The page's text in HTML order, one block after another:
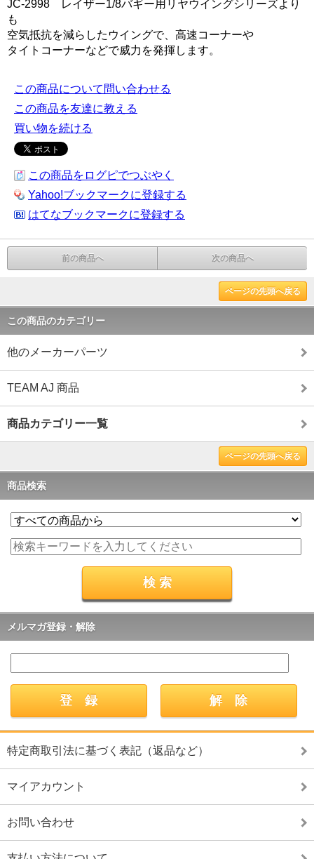
JC-2998 レイザー1/8バギー用リヤウイングシリーズより
も
空気抵抗を減らしたウイングで、高速コーナーや
タイトコーナーなどで威力を発揮します。
この商品について問い合わせる
この商品を友達に教える
買い物を続ける
この商品をログピでつぶやく
Yahoo!ブックマークに登録する
はてなブックマークに登録する
前の商品へ 次の商品へ
ページの先頭へ戻る
この商品のカテゴリー
他のメーカーパーツ
TEAM AJ 商品
商品カテゴリー一覧
ページの先頭へ戻る
商品検索
メルマガ登録・解除
特定商取引法に基づく表記（返品など）
マイアカウント
お問い合わせ